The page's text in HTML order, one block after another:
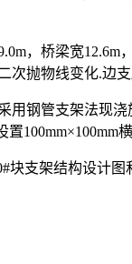
，桥梁宽12.6m
次抛物线变化.边
用钢管支架法现
100mm×100mm
块支架结构设计